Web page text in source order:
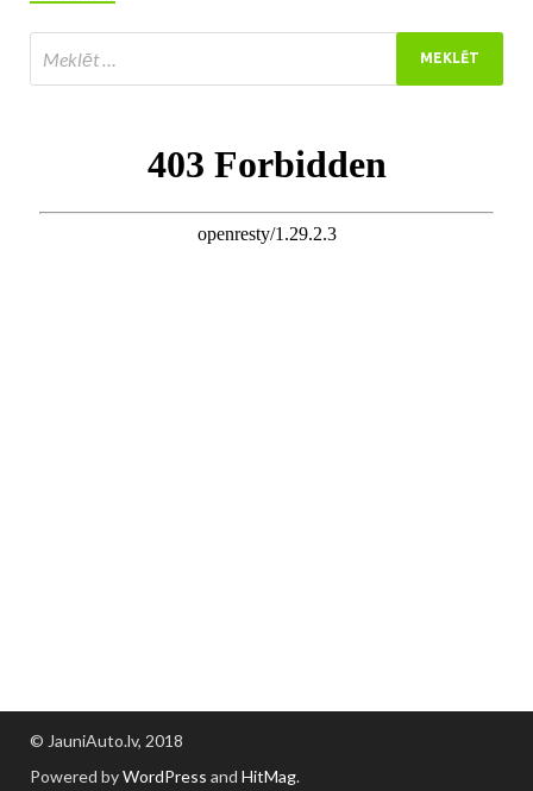
© JauniAuto.lv, 2018
Powered byWordPress and HitMag.